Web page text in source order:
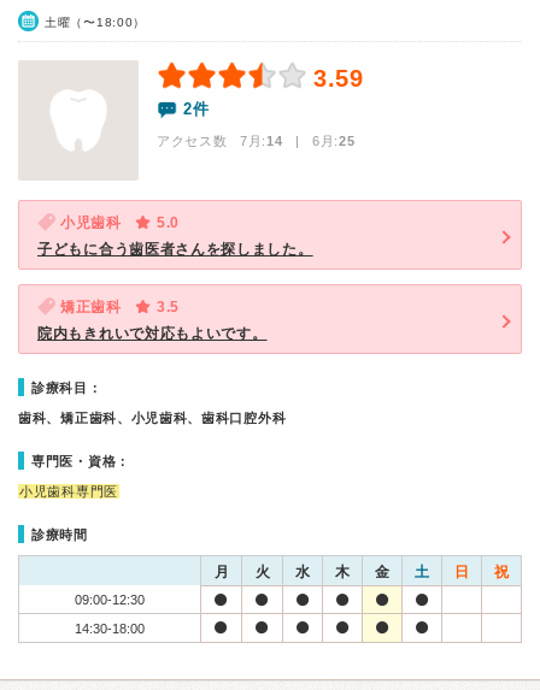
土曜（〜18:00）
3.59
2件
アクセス数 7月:14 | 6月:25
小児歯科
5.0
子どもに合う歯医者さんを探しました。
矯正歯科
3.5
院内もきれいで対応もよいです。
診療科目：
歯科、矯正歯科、小児歯科、歯科口腔外科
専門医・資格：
小児歯科専門医
診療時間
月 火 水 木 金 土 日 祝
09:00-12:30
14:30-18:00